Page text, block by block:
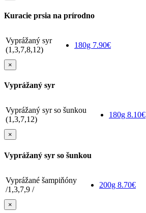
Kuracie prsia na prírodno
Vyprážaný syr
(1,3,7,8,12)
180g 7.90€
×
Vyprážaný syr
Vyprážaný syr so šunkou
(1,3,7,12)
180g 8.10€
×
Vyprážaný syr so šunkou
Vyprážané šampiňóny
/1,3,7,9 /
200g 8.70€
×